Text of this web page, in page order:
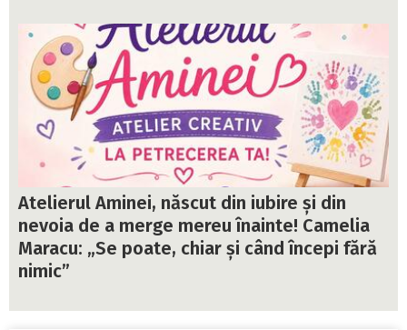
Atelierul Aminei, născut din iubire și din
nevoia de a merge mereu înainte! Camelia
Maracu: „Se poate, chiar și când începi fără
nimic”